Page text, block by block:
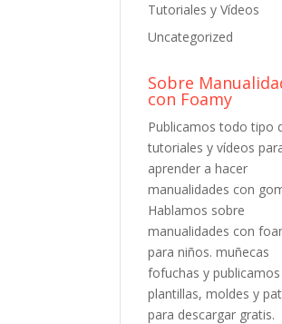
Tutoriales y Vídeos
Uncategorized
Sobre
con Foamy
Publicamos todo tipo
tutoriales y vídeos
aprender a hacer
manualidades con
Hablamos sobre
manualidades con
para niños. muñecas
fofuchas y publicamos
plantillas, moldes y
para descargar gratis.